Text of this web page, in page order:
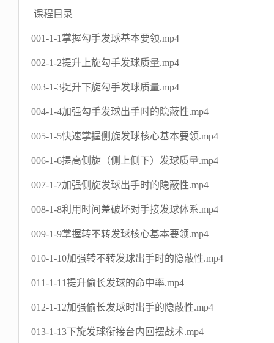
课程目录
001-1-1掌握勾手发球基本要领.mp4
002-1-2提升上旋勾手发球质量.mp4
003-1-3提升下旋勾手发球质量.mp4
004-1-4加强勾手发球出手时的隐蔽性.mp4
005-1-5快速掌握侧旋发球核心基本要领.mp4
006-1-6提高侧旋（侧上侧下）发球质量.mp4
007-1-7加强侧旋发球出手时的隐蔽性.mp4
008-1-8利用时间差破坏对手接发球体系.mp4
009-1-9掌握转不转发球核心基本要领.mp4
010-1-10加强转不转发球出手时的隐蔽性.mp4
011-1-11提升偷长发球的命中率.mp4
012-1-12加强偷长发球时出手的隐蔽性.mp4
013-1-13下旋发球衔接台内回摆战术.mp4